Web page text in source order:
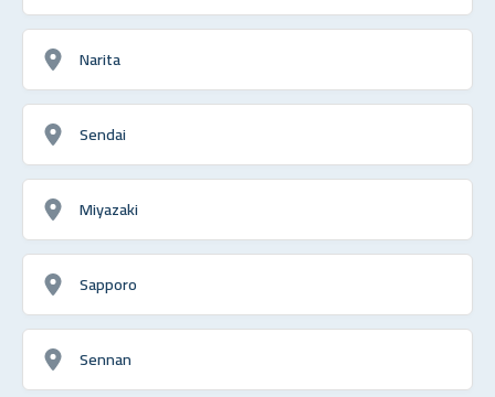
Narita
Sendai
Miyazaki
Sapporo
Sennan